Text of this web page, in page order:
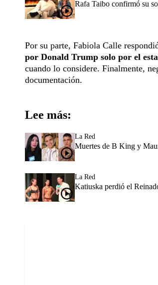
Rafa Taibo confirmó su
Por su parte, Fabiola Calle
por Donald Trump solo por el
cuando lo considere. Finalmente,
documentación.
Lee más:
La Red
Muertes de B King y
La Red
Katiuska perdió el